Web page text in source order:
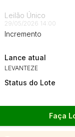
Leilão Único
29/05/2026 14:00
Incremento
Lance atual
LEVANTEZE
Status do Lote
Faça